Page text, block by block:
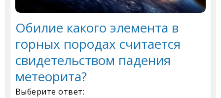
Обилие какого элемента в
горных породах считается
свидетельством падения
метеорита?
Выберите ответ: